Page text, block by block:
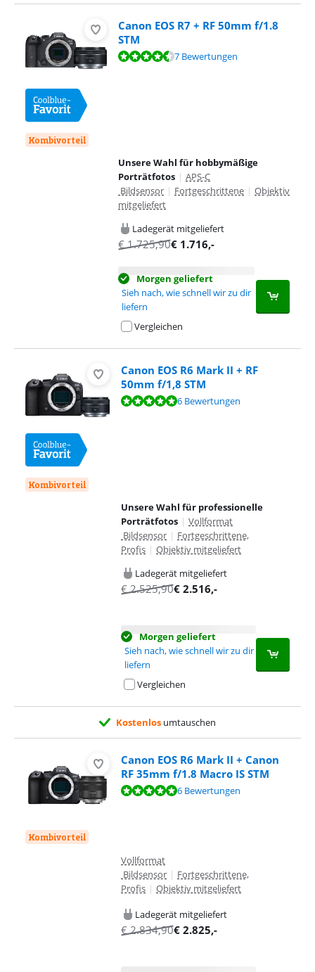
Kombivorteil
Canon EOS R7 + RF 50mm f/1.8
STM
Bewertet mit 9,3 von 10, basierend auf 7 Bewertungen.
7 Bewertungen
Unsere Wahl für hobbymäßige
Porträtfotos | APS-C
Bildsensor | Fortgeschrittene | Objektiv
mitgeliefert
Ladegerät mitgeliefert
€1.725,90€ 1.716,-
Morgen geliefert
Sieh nach, wie schnell wir zu dir
liefern
Vergleichen
Kombivorteil
Canon EOS R6 Mark II + RF
50mm f/1,8 STM
Bewertet mit 9,5 von 10, basierend auf 6 Bewertungen.
6 Bewertungen
Unsere Wahl für professionelle
Porträtfotos | Vollformat
Bildsensor | Fortgeschrittene,
Profis | Objektiv mitgeliefert
Ladegerät mitgeliefert
€2.525,90€ 2.516,-
Morgen geliefert
Sieh nach, wie schnell wir zu dir
liefern
Vergleichen
Kostenlos umtauschen
Kombivorteil
Canon EOS R6 Mark II + Canon
RF 35mm f/1.8 Macro IS STM
Bewertet mit 9,5 von 10, basierend auf 6 Bewertungen.
6 Bewertungen
Vollformat
Bildsensor | Fortgeschrittene,
Profis | Objektiv mitgeliefert
Ladegerät mitgeliefert
€2.834,90€ 2.825,-